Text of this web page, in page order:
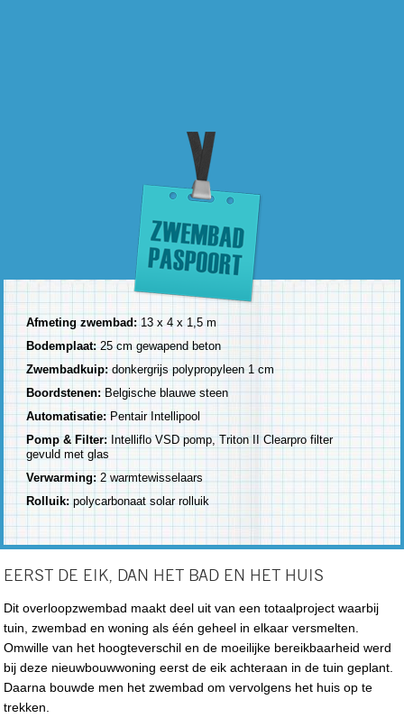
Afmeting zwembad:13 x 4 x 1,5 m
Bodemplaat:25 cm gewapend beton
Zwembadkuip: donkergrijs polypropyleen 1 cm
Boordstenen: Belgische blauwe steen
Automatisatie:Pentair Intellipool
Pomp & Filter: Intelliflo VSD pomp, Triton II Clearpro filter
gevuld met glas
Verwarming:2 warmtewisselaars
Rolluik: polycarbonaat solar rolluik
EERST DE EIK, DAN HET BAD EN HET HUIS
Dit overloopzwembad maakt deel uit van een totaalproject waarbij
tuin, zwembad en woning als één geheel in elkaar versmelten.
Omwille van het hoogteverschil en de moeilijke bereikbaarheid werd
bij deze nieuwbouwwoning eerst de eik achteraan in de tuin geplant.
Daarna bouwde men het zwembad om vervolgens het huis op te
trekken.